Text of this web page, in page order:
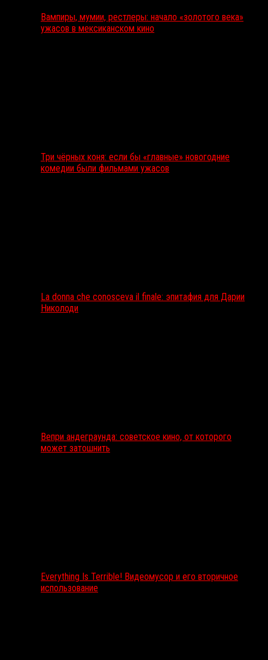
Вампиры, мумии, рестлеры: начало «золотого века»
ужасов в мексиканском кино
Три чёрных коня: если бы «главные» новогодние
комедии были фильмами ужасов
La donna che conosceva il finale: эпитафия для Дарии
Николоди
Вепри андеграунда: советское кино, от которого
может затошнить
Everything Is Terrible! Видеомусор и его вторичное
использование